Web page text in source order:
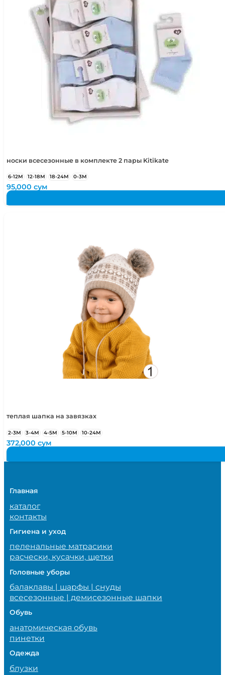
104-110 см
5-6 лет 110-116 см
носки всесезонные в комплекте 2 пары Kitikate
6-12М 12-18М 18-24М 0-3М
95,000сум
теплая шапка на завязках
2-3М 3-4М 4-5М 5-10М 10-24М
372,000сум
Главная
каталог
контакты
Гигиена и уход
пеленальные матрасики
расчески, кусачки, щетки
Головные уборы
балаклавы | шарфы | снуды
всесезонные | демисезонные шапки
Обувь
анатомическая обувь
пинетки
Одежда
блузки